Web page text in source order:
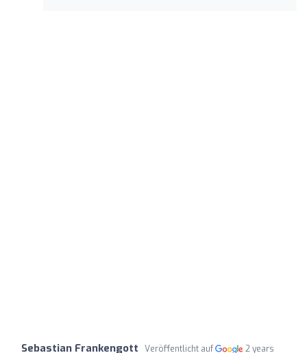
Sebastian Frankengott Veröffentlicht auf
2 years